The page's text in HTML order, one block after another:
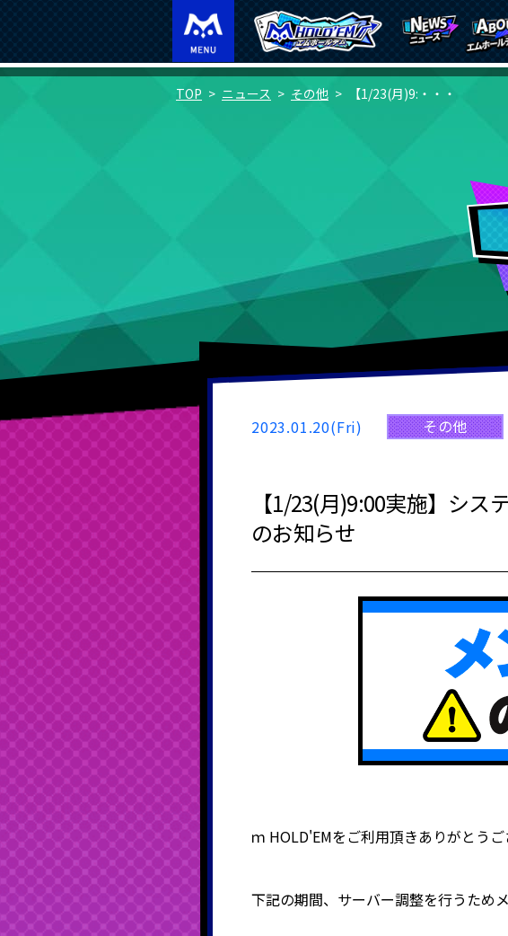
TOP ニュース その他 【1/23(月)9:・・・
2023.01.20(Fri) その他
【1/23(月)9:00実施】シ
のお知らせ
ｍ HOLD'EMをご利用頂きありがとうご
下記の期間、サーバー調整を行うため